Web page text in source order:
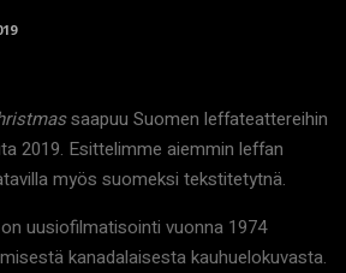
saapuu Suomen leffateattereihin
2019. Esittelimme aiemmin leffan
myös suomeksi tekstitetytnä.
uusiofilmatisointi vuonna 1974
kanadalaisesta kauhuelokuvasta.